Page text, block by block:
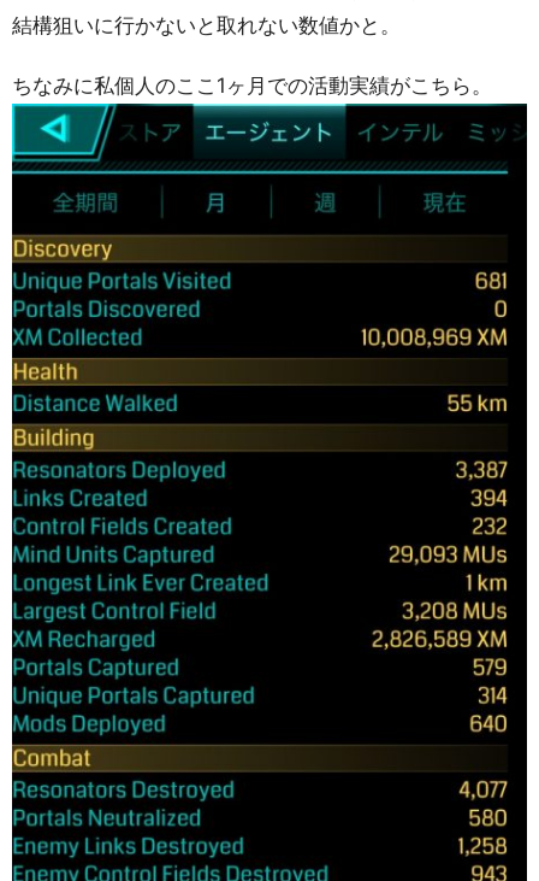
結構狙いに行かないと取れない数値かと。
ちなみに私個人のここ1ヶ月での活動実績がこちら。